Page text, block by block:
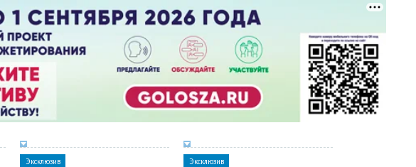
Эксклюзив Эксклюзив